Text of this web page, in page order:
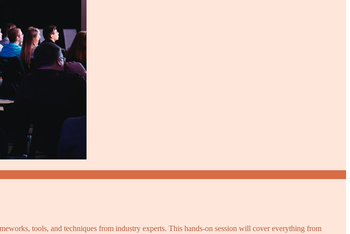
tools, and techniques from industry experts. This hands-on session will cover everything from